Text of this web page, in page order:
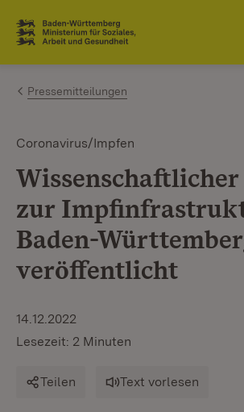
Zum Inhalt springen
Link zur Startseite
Pressemitteilungen
Coronavirus/Impfen
zur
Baden-
veröffentlicht
14.12.2022
Lesezeit: 2 Minuten
Teilen Text vorlesen